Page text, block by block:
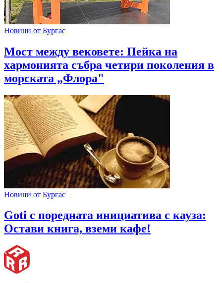
Новини от Бургас
Мост между вековете: Пейка на
хармонията събра четири поколения в
морската „Флора"
Новини от Бургас
Goti с поредната инициатива с кауза:
Остави книга, вземи кафе!